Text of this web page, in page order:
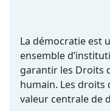
La démocratie est
ensemble
garantir les Droits
humain. Les droits
valeur centrale de